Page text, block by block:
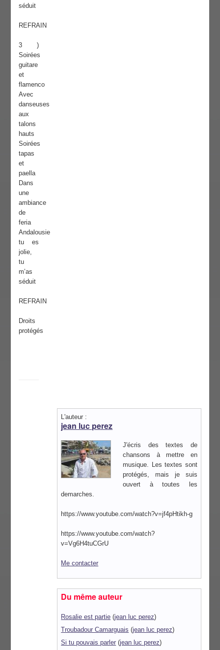
séduit
REFRAIN
3 )
Soirées
guitare
et
flamenco
Avec
danseuses
aux
talons
hauts
Soirées
tapas
et
paella
Dans
une
ambiance
de
feria
Andalousie
tu es
jolie,
tu
m’as
séduit
REFRAIN
Droits
protégés
L'auteur :
jean luc perez
J'écris des textes de
chansons à mettre en
musique. Les textes sont
protégés, mais je suis
ouvert à toutes les
demarches.
https://www.youtube.com/watch?v=jf4pHtikh-g
https://www.youtube.com/watch?
v=Vg6H4tuCGrU
Me contacter
Du même auteur
Rosalie est partie (jean luc perez)
Troubadour Camarguais (jean luc perez)
Si tu pouvais parler (jean luc perez)